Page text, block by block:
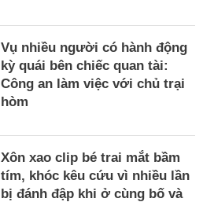
Vụ nhiều người có hành động
kỳ quái bên chiếc quan tài:
Công an làm việc với chủ trại
hòm
Xôn xao clip bé trai mắt bầm
tím, khóc kêu cứu vì nhiều lần
bị đánh đập khi ở cùng bố và